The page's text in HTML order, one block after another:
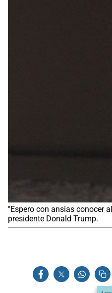
"Espero con ansias conocer
presidente Donald Trump.